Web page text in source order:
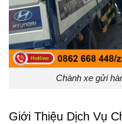
Chành xe gửi
Giới Thiệu Dịch Vụ